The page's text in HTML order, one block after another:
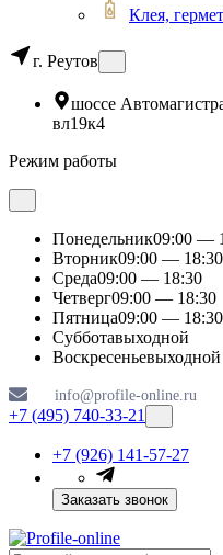
Клея,
г. Реутов
шоссе
вл19к4
Режим работы
Понедельник09:00 —
Вторник09:00 — 18:30
Среда09:00 — 18:30
Четверг09:00 — 18:30
Пятница09:00 — 18:30
Субботавыходной
Воскресеньевыходной
info@profile-online.ru
+7 (495) 740-33-21
+7 (926) 141-57-27
Заказать звонок